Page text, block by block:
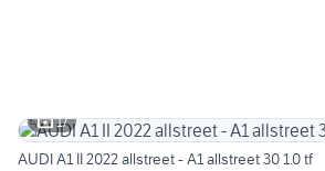
17
AUDI A1 II 2022 allstreet - A1 allstreet 30 1.0 tf